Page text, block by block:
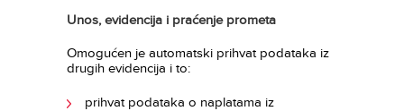
Unos, evidencija i praćenje prometa
Omogućen je automatski prihvat podataka iz
drugih evidencija i to:
prihvat podataka o naplatama iz